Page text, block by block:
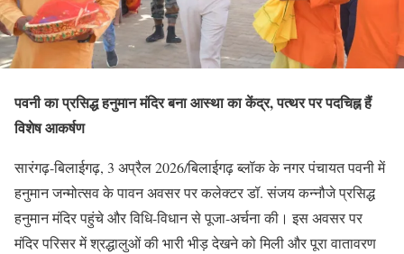
पवनी का प्रसिद्ध हनुमान मंदिर बना आस्था का केंद्र, पत्थर पर पदचिह्न हैं
विशेष आकर्षण
सारंगढ़-बिलाईगढ़, 3 अप्रैल 2026/बिलाईगढ़ ब्लॉक के नगर पंचायत पवनी में
हनुमान जन्मोत्सव के पावन अवसर पर कलेक्टर डॉ. संजय कन्नौजे प्रसिद्ध
हनुमान मंदिर पहुंचे और विधि-विधान से पूजा-अर्चना की। इस अवसर पर
मंदिर परिसर में श्रद्धालुओं की भारी भीड़ देखने को मिली और पूरा वातावरण